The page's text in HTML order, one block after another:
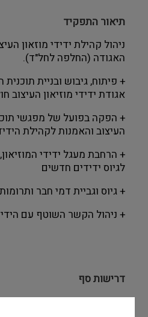
תיאור התפקיד
ניהול קהילת ידידי מוזאון
האגודה (החלפה לחל"ד).
+ פיתוח, גיבוש ובניית
אגודת ידידי מוזיאון העיצוב
+ הפקה בפועל של מפגשי
העיצוב והאמנות לקהילת
+ הרחבת מעגל ידידי
לגיוס ידידים חדשים
+ גיוס וגביית דמי חבר ותרומות
+ ניהול הקשר השוטף עם
דרישות סף
+עברית רהוטה, שליטה טובה